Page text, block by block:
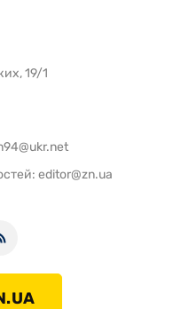
19/1
editor@zn.ua